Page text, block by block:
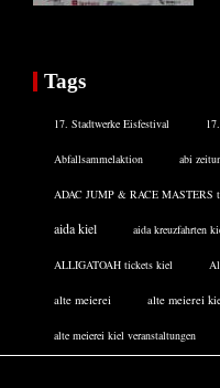
Tags
17. Stadtwerke Eisfestival
Abfallsammelaktion abi
ADAC JUMP & RACE MASTERS
aida kiel aida kreuzfahrten
ALLIGATOAH tickets kiel
alte meierei alte meierei
alte meierei kiel veranstaltungen